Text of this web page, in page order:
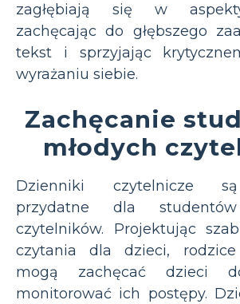
zagłębiają się w
zachęcając do głębszego
tekst i sprzyjając
wyrażaniu siebie.
Zachęcanie
młodych
Dzienniki czytelnicze
przydatne dla
czytelników. Projektując
czytania dla dzieci,
mogą zachęcać dzieci
monitorować ich postępy.